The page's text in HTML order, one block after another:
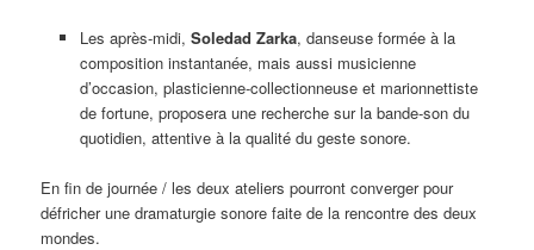
Les après-midi, Soledad Zarka, danseuse formée à la
composition instantanée, mais aussi musicienne
d’occasion, plasticienne-collectionneuse et marionnettiste
de fortune, proposera une recherche sur la bande-son du
quotidien, attentive à la qualité du geste sonore.
En fin de journée / les deux ateliers pourront converger pour
défricher une dramaturgie sonore faite de la rencontre des deux
mondes.